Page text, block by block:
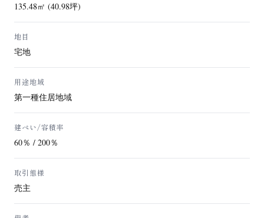
135.48㎡ (40.98坪)
地目
宅地
用途地域
第一種住居地域
建ぺい/容積率
60％ / 200％
取引態様
売主